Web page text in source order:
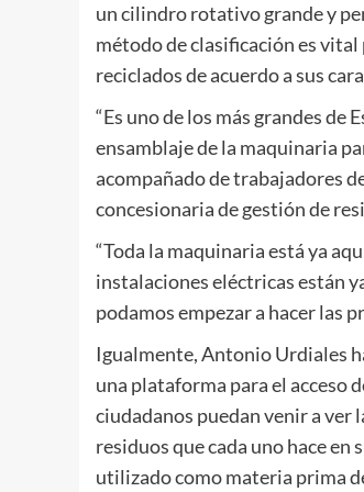
un cilindro rotativo grande y
método de clasificación es
reciclados de acuerdo a sus
“Es uno de los más grandes de
ensamblaje de la maquinaria
acompañado de trabajadores
concesionaria de gestión de
“Toda la maquinaria está ya
instalaciones eléctricas están
podamos empezar a hacer las
Igualmente, Antonio Urdiales
una plataforma para el acceso
ciudadanos puedan venir a ver
residuos que cada uno hace en
utilizado como materia prima